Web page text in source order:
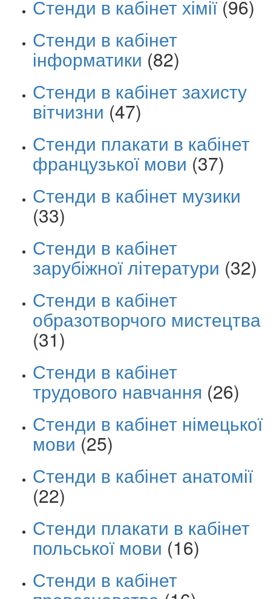
Стенди в кабінет хімії (96)
Стенди в кабінет
інформатики (82)
Стенди в кабінет захисту
вітчизни (47)
Стенди плакати в кабінет
французької мови (37)
Стенди в кабінет музики
(33)
Стенди в кабінет
зарубіжної літератури (32)
Стенди в кабінет
образотворчого мистецтва
(31)
Стенди в кабінет
трудового навчання (26)
Стенди в кабінет німецької
мови (25)
Стенди в кабінет анатомії
(22)
Стенди плакати в кабінет
польської мови (16)
Стенди в кабінет